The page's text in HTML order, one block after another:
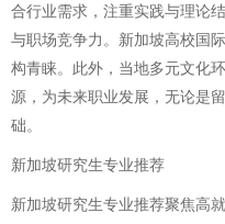
合行业需求，注重实践与理论
与职场竞争力。新加坡高校国
构青睐。此外，当地多元文化
源，为未来职业发展，无论是
础。
新加坡研究生专业推荐
新加坡研究生专业推荐聚焦高